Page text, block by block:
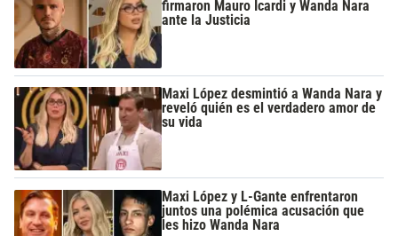
firmaron Mauro Icardi y Wanda Nara
ante la Justicia
Maxi López desmintió a Wanda Nara y
reveló quién es el verdadero amor de
su vida
Maxi López y L-Gante enfrentaron
juntos una polémica acusación que
les hizo Wanda Nara